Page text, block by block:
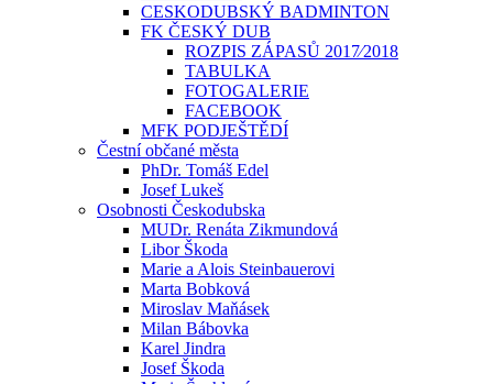
CESKODUBSKÝ BADMINTON
FK ČESKÝ DUB
ROZPIS ZÁPASŮ 2017⁄2018
TABULKA
FOTOGALERIE
FACEBOOK
MFK PODJEŠTĚDÍ
Čestní občané města
PhDr. Tomáš Edel
Josef Lukeš
Osobnosti Českodubska
MUDr. Renáta Zikmundová
Libor Škoda
Marie a Alois Steinbauerovi
Marta Bobková
Miroslav Maňásek
Milan Bábovka
Karel Jindra
Josef Škoda